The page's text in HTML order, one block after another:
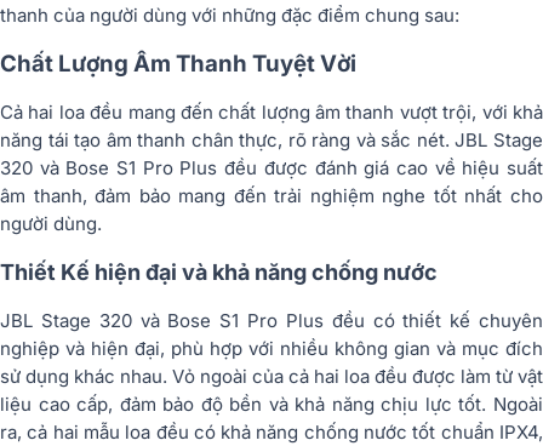
thanh của người dùng với những đặc điểm chung sau:
Chất Lượng Âm Thanh Tuyệt Vời
Cả hai loa đều mang đến chất lượng âm thanh vượt trội, với khả
năng tái tạo âm thanh chân thực, rõ ràng và sắc nét. JBL Stage
320 và Bose S1 Pro Plus đều được đánh giá cao về hiệu suất
âm thanh, đảm bảo mang đến trải nghiệm nghe tốt nhất cho
người dùng.
Thiết Kế hiện đại và khả năng chống nước
JBL Stage 320 và Bose S1 Pro Plus đều có thiết kế chuyên
nghiệp và hiện đại, phù hợp với nhiều không gian và mục đích
sử dụng khác nhau. Vỏ ngoài của cả hai loa đều được làm từ vật
liệu cao cấp, đảm bảo độ bền và khả năng chịu lực tốt. Ngoài
ra, cả hai mẫu loa đều có khả năng chống nước tốt chuẩn IPX4,